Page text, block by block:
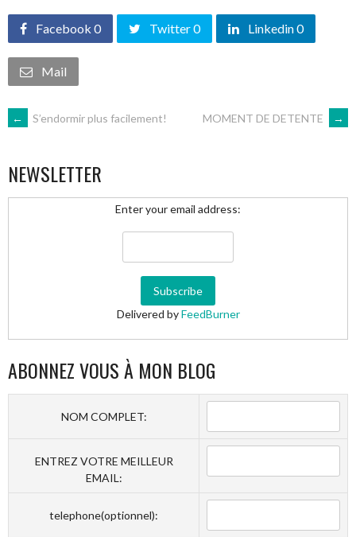
Facebook 0 Twitter 0 Linkedin 0
Mail
NAVIGATION
DES
← S’endormir plus facilement! MOMENT DE DETENTE →
NEWSLETTER
Enter your email address:
Delivered byFeedBurner
ABONNEZ VOUS À MON BLOG
NOM COMPLET:
ENTREZ VOTRE MEILLEUR
EMAIL:
telephone(optionnel):